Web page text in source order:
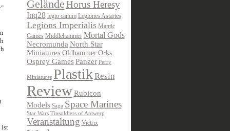
ist
GeländeHorus Heresy
Inq28 legio canum Legiones Astartes
Legions Imperialis Mantic
Games Middlehammer Mortal Gods
Necromunda North Star
Miniatures Oldhammer Orks
Osprey Games Panzer Perry
Miniatures Plastik Resin
Review Rubicon
Models Saga Space Marines
Star Wars Tinsoldiers of Antwerp
Veranstaltung Victrix